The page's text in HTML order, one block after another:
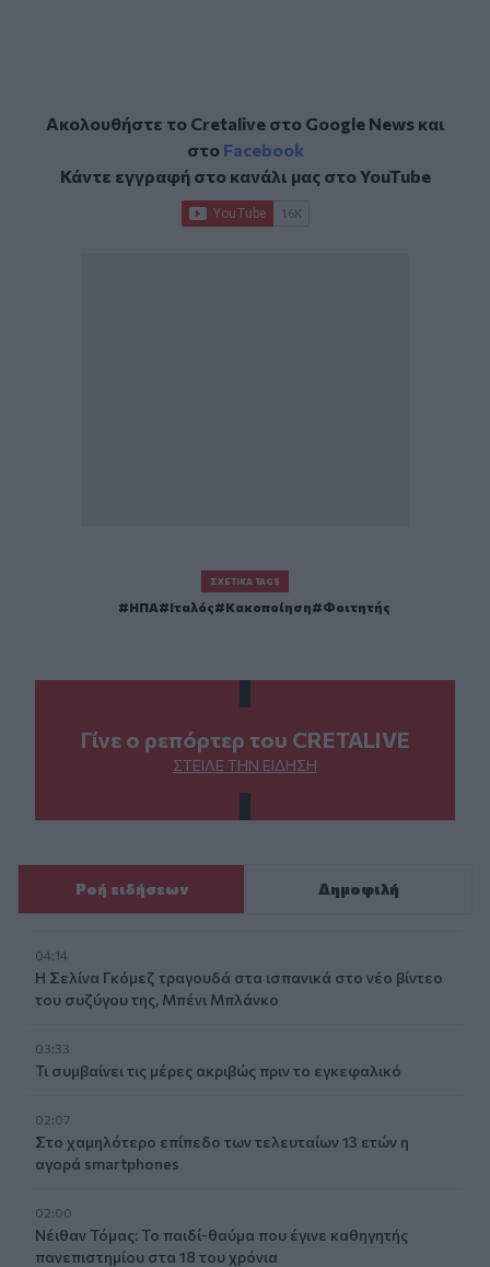
Ακολουθήστε το Cretalive στο Google Newsκαι
στο Facebook
Κάντε εγγραφή στο κανάλι μας στοYouTube
ΣΧΕΤΙΚΆ TAGS
ΗΠΑ Ιταλός Κακοποίηση Φοιτητής
Γίνε ο ρεπόρτερ του CRETALIVE
ΣΤΕΊΛΕ ΤΗΝ ΕΊΔΗΣΗ
Ροή ειδήσεων Δημοφιλή
04:14
Η Σελίνα Γκόμεζ τραγουδά στα ισπανικά στο νέο βίντεο
του συζύγου της, Μπένι Μπλάνκο
03:33
Τι συμβαίνει τις μέρες ακριβώς πριν το εγκεφαλικό
02:07
Στο χαμηλότερο επίπεδο των τελευταίων 13 ετών η
αγορά smartphones
02:00
Νέιθαν Τόμας: Το παιδί-θαύμα που έγινε καθηγητής
πανεπιστημίου στα 18 του χρόνια